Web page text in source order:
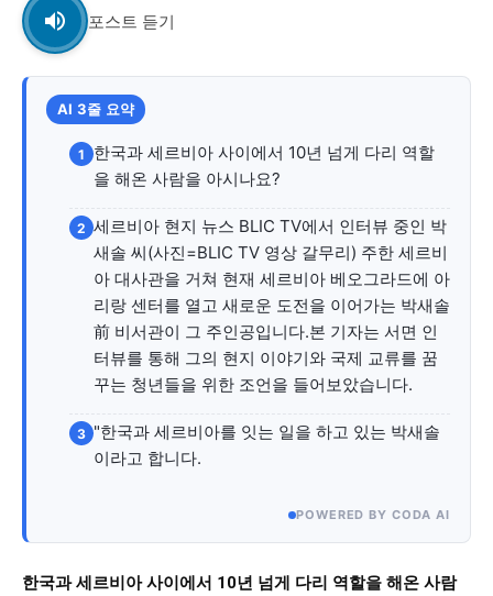
제주지역
부산/울산
ENG 中文 日文
커뮤니티
자유게시판 미니게임 운세 풀이
서비스 & 앱
수완뉴스 추천 서비스
스토어 수완 키즈 청년공감 청라온
기자단 참여
저널리즘 바이브
출판서비스
보도자료 작성 서비스
스위프트 하이브
제주지역
부산/울산
ENG 中文 日文
커뮤니티
자유게시판 미니게임 운세 풀이
서비스 & 앱
수완뉴스 추천 서비스
스토어 수완 키즈 청년공감 청라온
커리어
기자단 참여
저널리즘 바이브
출판서비스
보도자료 작성 서비스
스위프트 하이브
포스트 듣기
AI 3줄 요약
1
한국과 세르비아 사이에서 10년 넘게 다리 역할
을 해온 사람을 아시나요?
2 세르비아 현지 뉴스 BLIC TV에서 인터뷰 중인 박
새솔 씨(사진=BLIC TV 영상 갈무리) 주한 세르비
아 대사관을 거쳐 현재 세르비아 베오그라드에 아
리랑 센터를 열고 새로운 도전을 이어가는 박새솔
前 비서관이 그 주인공입니다.본 기자는 서면 인
터뷰를 통해 그의 현지 이야기와 국제 교류를 꿈
꾸는 청년들을 위한 조언을 들어보았습니다.
3 "한국과 세르비아를 잇는 일을 하고 있는 박새솔
이라고 합니다.
POWERED BY CODA AI
한국과 세르비아 사이에서 10년 넘게 다리 역할을 해온 사람